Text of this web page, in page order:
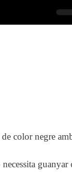
de color negre